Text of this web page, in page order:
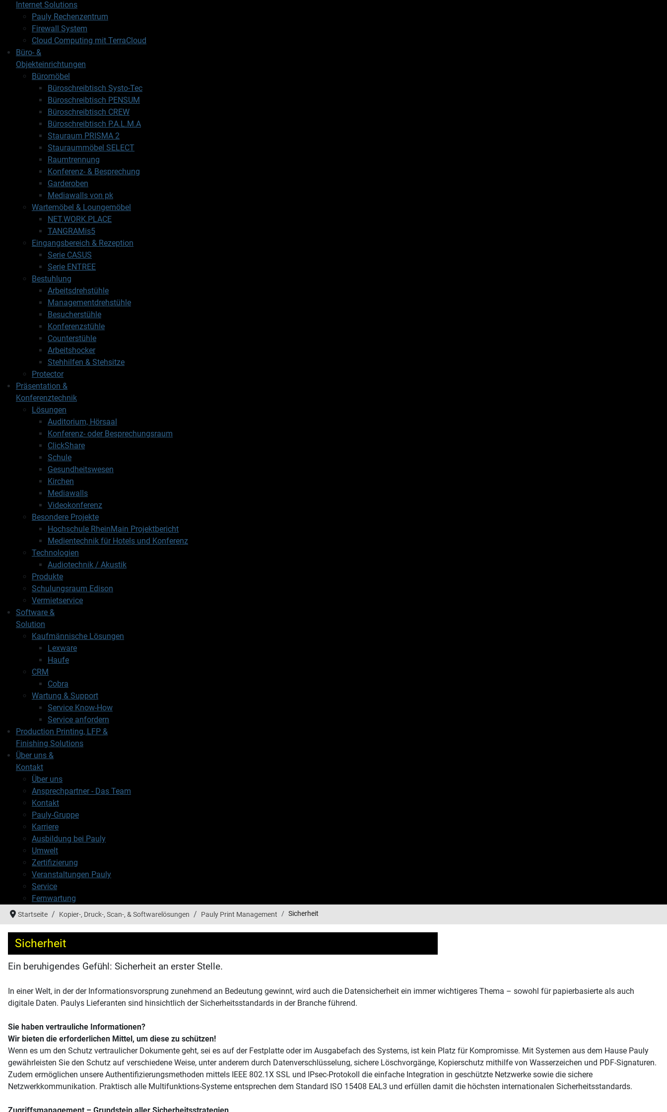
Internet Solutions
Pauly Rechenzentrum
Firewall System
Cloud Computing mit TerraCloud
Büro- &
Objekteinrichtungen
Büromöbel
Büroschreibtisch Systo-Tec
Büroschreibtisch PENSUM
Büroschreibtisch CREW
Büroschreibtisch P.A.L.M.A
Stauraum PRISMA 2
Stauraummöbel SELECT
Raumtrennung
Konferenz- & Besprechung
Garderoben
Mediawalls von pk
Wartemöbel & Loungemöbel
NET.WORK.PLACE
TANGRAMis5
Eingangsbereich & Rezeption
Serie CASUS
Serie ENTREE
Bestuhlung
Arbeitsdrehstühle
Managementdrehstühle
Besucherstühle
Konferenzstühle
Counterstühle
Arbeitshocker
Stehhilfen & Stehsitze
Protector
Präsentation &
Konferenztechnik
Lösungen
Auditorium, Hörsaal
Konferenz- oder Besprechungsraum
ClickShare
Schule
Gesundheitswesen
Kirchen
Mediawalls
Videokonferenz
Besondere Projekte
Hochschule RheinMain Projektbericht
Medientechnik für Hotels und Konferenz
Technologien
Audiotechnik / Akustik
Produkte
Schulungsraum Edison
Vermietservice
Software &
Solution
Kaufmännische Lösungen
Lexware
Haufe
CRM
Cobra
Wartung & Support
Service Know-How
Service anfordern
Production Printing, LFP &
Finishing Solutions
Über uns &
Kontakt
Über uns
Ansprechpartner - Das Team
Kontakt
Pauly-Gruppe
Karriere
Ausbildung bei Pauly
Umwelt
Zertifizierung
Veranstaltungen Pauly
Service
Fernwartung
Startseite Kopier-, Druck-, Scan-, & Softwarelösungen Pauly Print Management Sicherheit
Sicherheit
Ein beruhigendes Gefühl: Sicherheit an erster Stelle.
In einer Welt, in der der Informationsvorsprung zunehmend an Bedeutung gewinnt, wird auch die Datensicherheit ein immer wichtigeres Thema – sowohl für papierbasierte als auch
digitale Daten. Paulys Lieferanten sind hinsichtlich der Sicherheitsstandards in der Branche führend.
Sie haben vertrauliche Informationen?
Wir bieten die erforderlichen Mittel, um diese zu schützen!
Wenn es um den Schutz vertraulicher Dokumente geht, sei es auf der Festplatte oder im Ausgabefach des Systems, ist kein Platz für Kompromisse. Mit Systemen aus dem Hause Pauly
gewährleisten Sie den Schutz auf verschiedene Weise, unter anderem durch Datenverschlüsselung, sichere Löschvorgänge, Kopierschutz mithilfe von Wasserzeichen und PDF-Signaturen.
Zudem ermöglichen unsere Authentifizierungsmethoden mittels IEEE 802.1X SSL und IPsec-Protokoll die einfache Integration in geschützte Netzwerke sowie die sichere
Netzwerkkommunikation. Praktisch alle Multifunktions-Systeme entsprechen dem Standard ISO 15408 EAL3 und erfüllen damit die höchsten internationalen Sicherheitsstandards.